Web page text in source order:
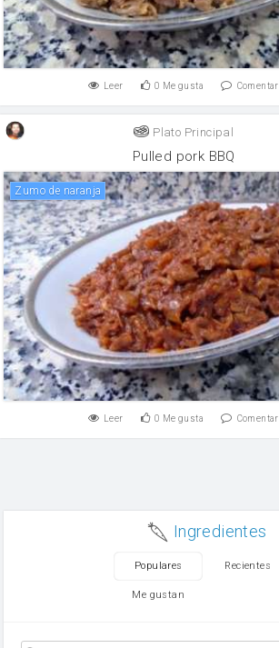
Leer 0 Me gusta Comentar
Plato Principal
Pulled pork BBQ
Zumo de naranja
Leer 0 Me gusta Comentar
Ingredientes
Populares Recientes
Me gustan